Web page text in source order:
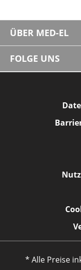
ÜBER MED-EL
FOLGE UNS
* Alle Preise